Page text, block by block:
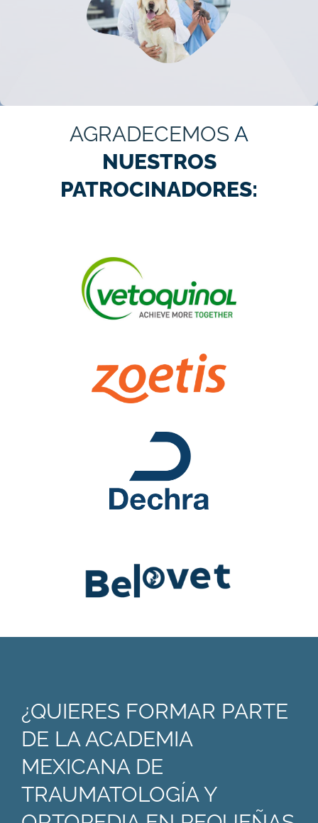
AGRADECEMOS A
NUESTROS
PATROCINADORES:
¿QUIERES FORMAR PARTE
DE LA ACADEMIA
MEXICANA DE
TRAUMATOLOGÍA Y